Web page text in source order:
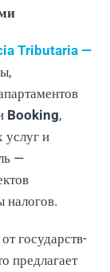
Tributaria —
Booking,
услуг и
—
налогов.
государств-
предлагает